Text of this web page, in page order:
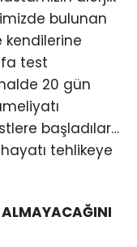
bulunan
test
20 gün
başladılar…
tehlikeye
ALMAYACAĞINI